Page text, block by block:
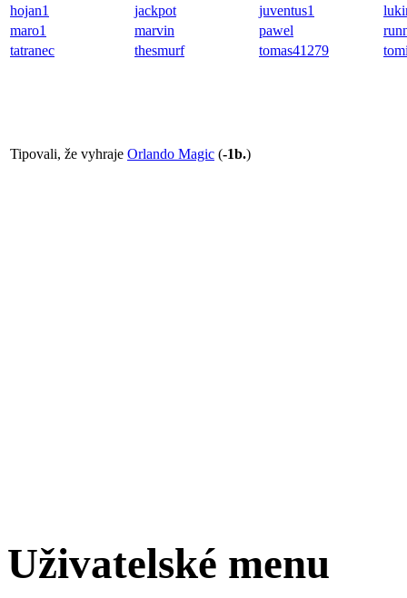
hojan1
jackpot juventus1
maro1
marvin pawel
tatranec
thesmurf tomas41279
Tipovali, že vyhraje Orlando Magic (-1b.)
Uživatelské menu